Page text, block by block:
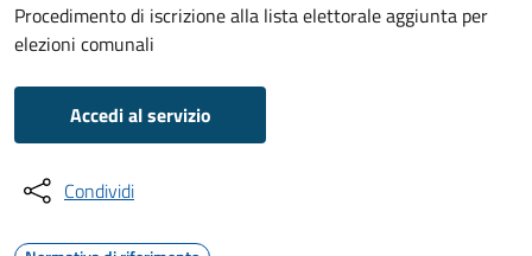
Procedimento di iscrizione alla lista elettorale aggiunta per
elezioni comunali
Accedi al servizio
Condividi